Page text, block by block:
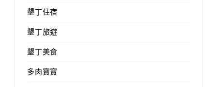
墾丁住宿
墾丁旅遊
墾丁美食
多肉寶寶